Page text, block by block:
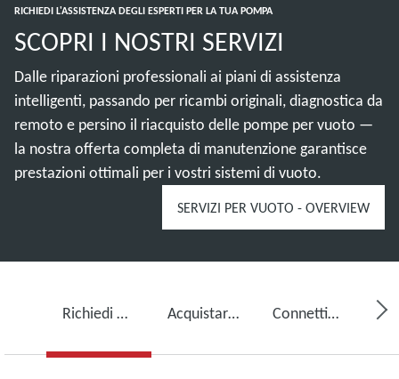
RICHIEDI L'ASSISTENZA DEGLI ESPERTI PER LA TUA POMPA
SCOPRI I NOSTRI SERVIZI
Dalle riparazioni professionali ai piani di assistenza
intelligenti, passando per ricambi originali, diagnostica da
remoto e persino il riacquisto delle pompe per vuoto —
la nostra offerta completa di manutenzione garantisce
prestazioni ottimali per i vostri sistemi di vuoto.
SERVIZI PER VUOTO - OVERVIEW
Richiedi assistenza per la tua pompa per vuoto Acquistare olio per pompe per vuoto, ricambi e kit Connettività, monitoraggio e rilevamento